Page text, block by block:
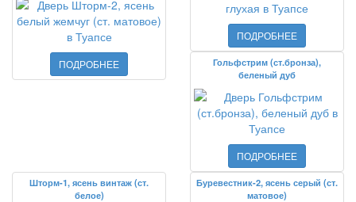
ПОДРОБНЕЕ
ПОДРОБНЕЕ
Гольфстрим (ст.бронза),
беленый дуб
ПОДРОБНЕЕ
Шторм-1, ясень винтаж (ст.
белое)
Буревестник-2, ясень серый (ст.
матовое)